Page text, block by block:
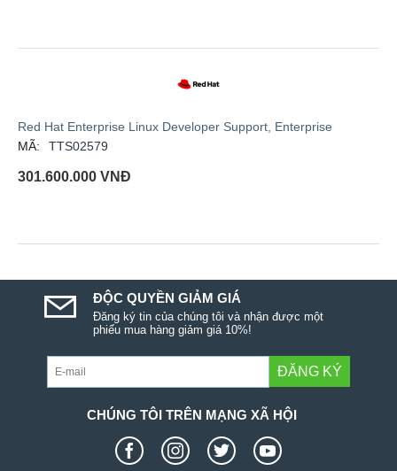
Red Hat Enterprise Linux Developer Support, Enterprise
MÃ:
TTS02579
301.600.000 VNĐ
ĐỘC QUYỀN GIẢM GIÁ
Đăng ký tin của chúng tôi và nhận được một
phiếu mua hàng giảm giá 10%!
ĐĂNG KÝ
CHÚNG TÔI TRÊN MẠNG XÃ HỘI